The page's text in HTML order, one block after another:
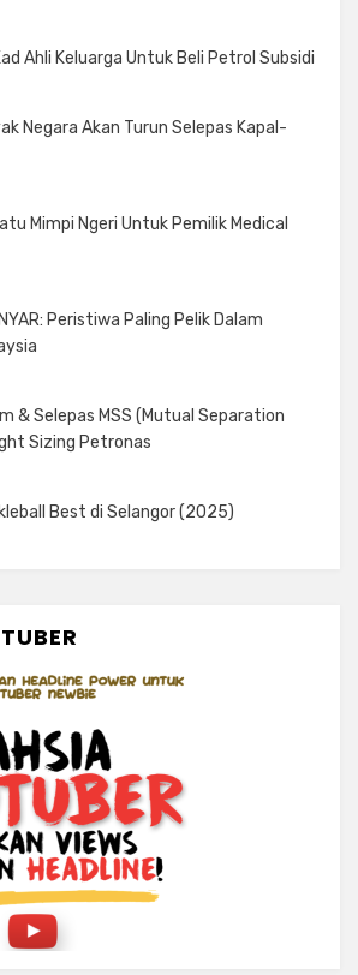
Ahli Keluarga Untuk Beli Petrol Subsidi
Negara Akan Turun Selepas Kapal-
Mimpi Ngeri Untuk Pemilik Medical
Peristiwa Paling Pelik Dalam
& Selepas MSS (Mutual Separation
Sizing Petronas
Best di Selangor (2025)